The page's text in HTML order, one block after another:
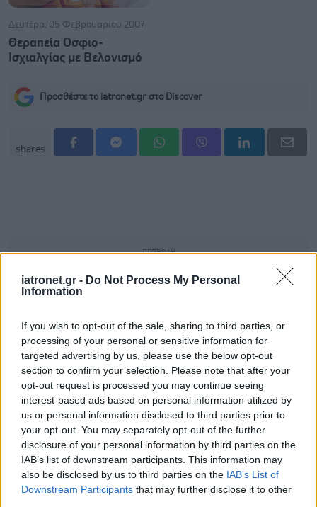
iatronet.gr - Do Not Process My Personal
Information
If you wish to opt-out of the sale, sharing to third parties, or
processing of your personal or sensitive information for
targeted advertising by us, please use the below opt-out
section to confirm your selection. Please note that after your
opt-out request is processed you may continue seeing
interest-based ads based on personal information utilized by
us or personal information disclosed to third parties prior to
your opt-out. You may separately opt-out of the further
disclosure of your personal information by third parties on the
IAB’s list of downstream participants. This information may
also be disclosed by us to third parties on the IAB’s List of
Downstream Participants that may further disclose it to other
Δευτέρα, 05 Φεβρουαρίου 2007
Θεραπεία Οσφιο-
Ισχιαλγίας με Βελονισμό
Προσθέστε το iatronet.gr στο Discover
shares